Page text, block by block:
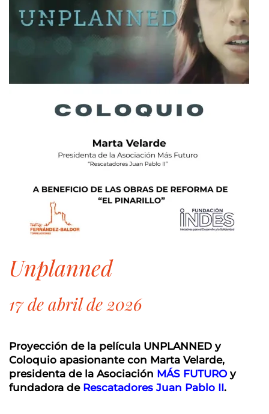
unplanned
17 de abril de 2026
Proyección de la película UNPLANNED y
Coloquio apasionante con Marta Velarde,
presidenta de la Asociación MÁS FUTUROy
fundadora de Rescatadores Juan Pablo II.